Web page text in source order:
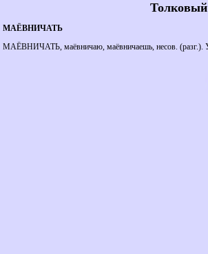
МАЁВНИЧАТЬ
МАЁВНИЧАТЬ, маёвничаю, маёвничаешь, несов. (разг.).